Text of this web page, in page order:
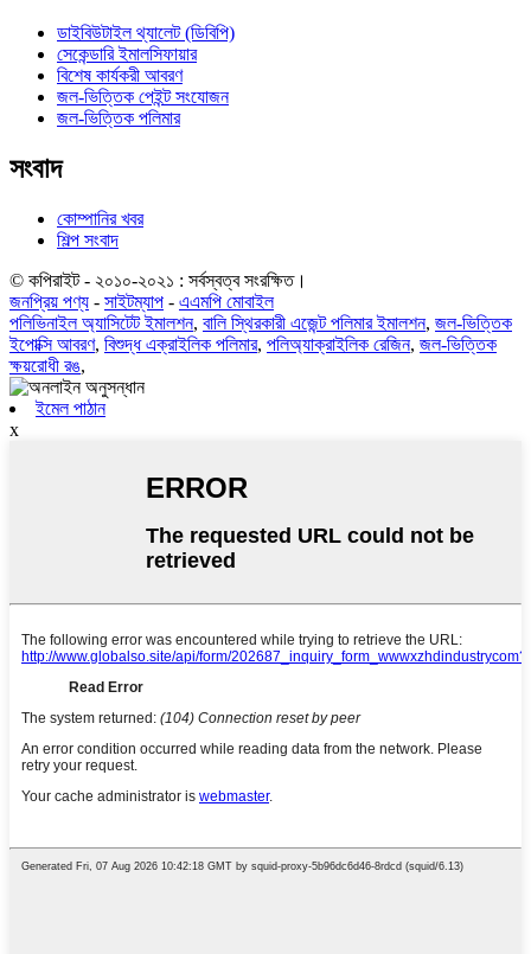
ডাইবিউটাইল থ্যালেট (ডিবিপি)
সেকেন্ডারি ইমালসিফায়ার
বিশেষ কার্যকরী আবরণ
জল-ভিত্তিক পেইন্ট সংযোজন
জল-ভিত্তিক পলিমার
সংবাদ
কোম্পানির খবর
শিল্প সংবাদ
© কপিরাইট - ২০১০-২০২১ : সর্বস্বত্ব সংরক্ষিত।
জনপ্রিয় পণ্য - সাইটম্যাপ - এএমপি মোবাইল
পলিভিনাইল অ্যাসিটেট ইমালশন, বালি স্থিরকারী এজেন্ট পলিমার ইমালশন, জল-ভিত্তিক
ইপোক্সি আবরণ, বিশুদ্ধ এক্রাইলিক পলিমার, পলিঅ্যাক্রাইলিক রেজিন, জল-ভিত্তিক
ক্ষয়রোধী রঙ,
ইমেল পাঠান
x